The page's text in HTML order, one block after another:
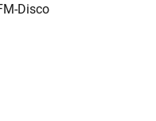
Disco